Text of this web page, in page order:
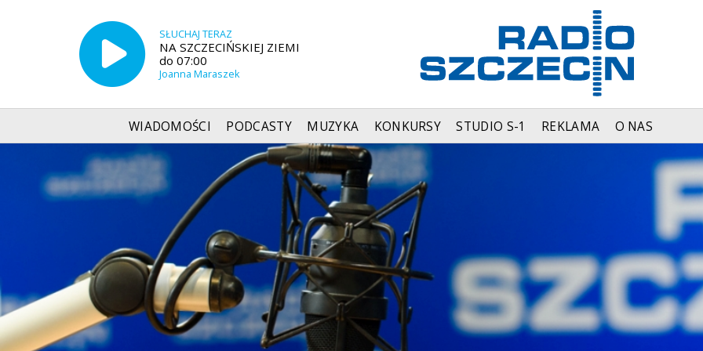
SŁUCHAJ TERAZ
NA SZCZECIŃSKIEJ ZIEMI
do 07:00
Joanna Maraszek
WIADOMOŚCI PODCASTY MUZYKA KONKURSY STUDIO S-1 REKLAMA O NAS